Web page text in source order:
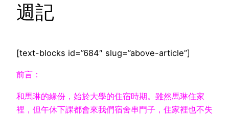
週記
[text-blocks id=”684″ slug=”above-article”]
前言：
和馬琳的緣份，始於大學的住宿時期。雖然馬琳住家
裡，但午休下課都會來我們宿舍串門子，住家裡也不失